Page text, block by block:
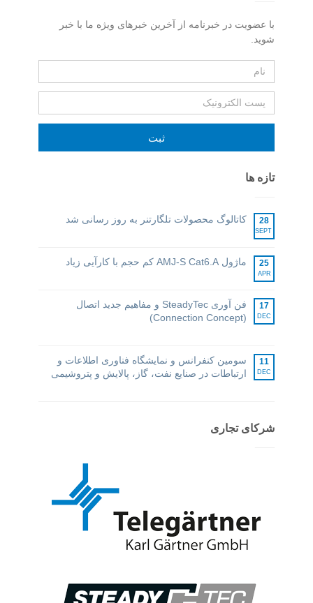
با عضویت در خبرنامه از آخرین خبرهای ویژه ما با خبر
شوید.
ثبت
تازه ها
کاتالوگ محصولات تلگارتنر به روز رسانی شد 28
SEPT
ماژول AMJ-S Cat6.A کم حجم با کارآیی زیاد 25
APR
فن آوری SteadyTec و مفاهیم جدید اتصال
(Connection Concept)
17
DEC
سومین کنفرانس و نمایشگاه فناوری اطلاعات و
ارتباطات در صنایع نفت، گاز، پالایش و پتروشیمی
11
DEC
شرکای تجاری